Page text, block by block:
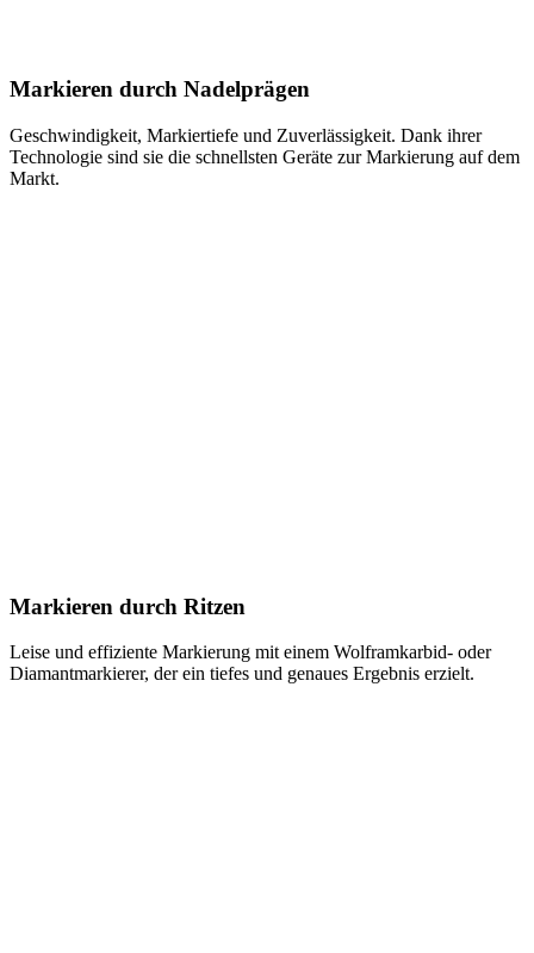
Markieren durch Nadelprägen
Geschwindigkeit, Markiertiefe und Zuverlässigkeit. Dank ihrer
Technologie sind sie die schnellsten Geräte zur Markierung auf dem
Markt.
Markieren durch Ritzen
Leise und effiziente Markierung mit einem Wolframkarbid- oder
Diamantmarkierer, der ein tiefes und genaues Ergebnis erzielt.